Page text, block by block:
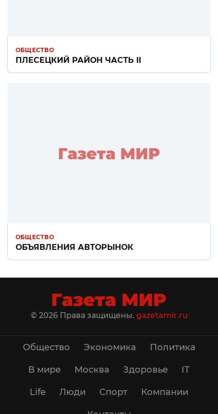
ОБЩЕСТВО
ПЛЕСЕЦКИЙ РАЙОН ЧАСТЬ II
ОБЩЕСТВО
ОБЪЯВЛЕНИЯ АВТОРЫНОК
© 2026 Права защищены. gazetamir.ru
Общество Экономика Политика
В мире Москва Здоровье IT
Life Люди Спорт Компании